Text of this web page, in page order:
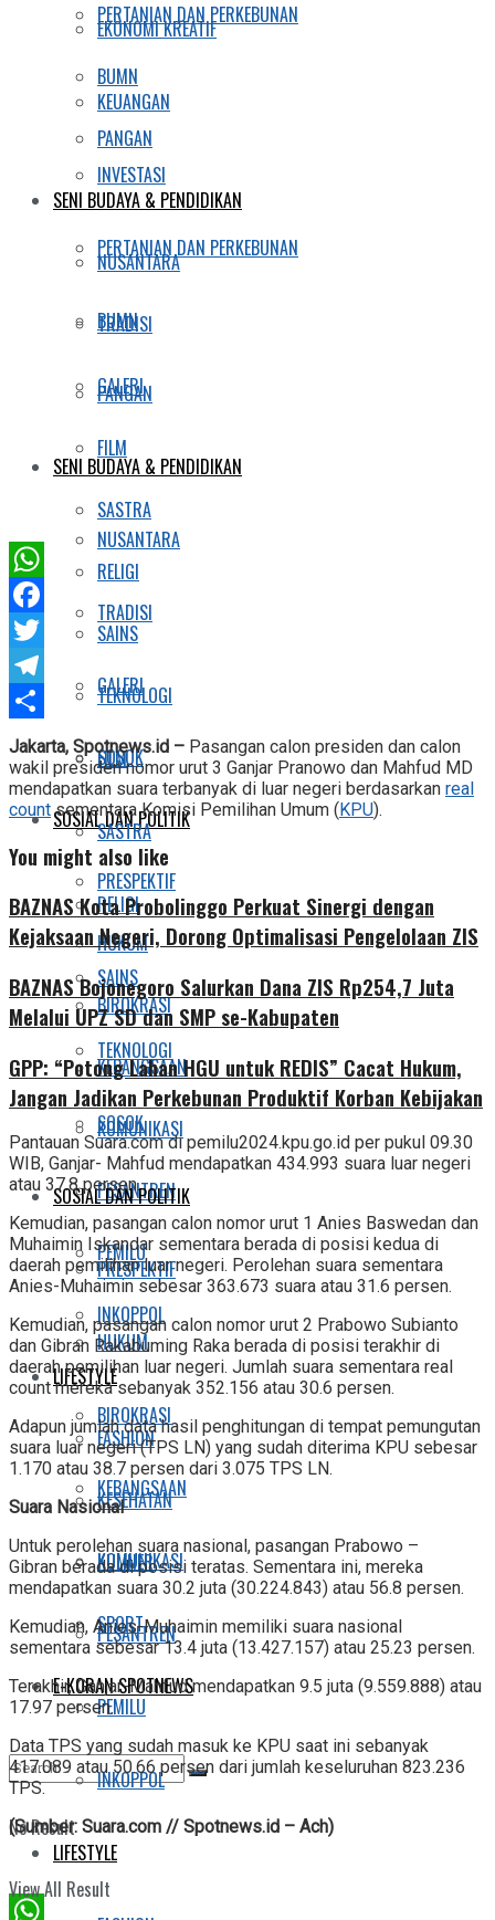
PERTANIAN DAN PERKEBUNAN
BUMN
PANGAN
SENI BUDAYA & PENDIDIKAN
NUSANTARA
TRADISI
GALERI
FILM
SASTRA
RELIGI
SAINS
TEKNOLOGI
SOSOK
SOSIAL DAN POLITIK
PRESPEKTIF
HUKUM
BIROKRASI
KEBANGSAAN
KOMUNIKASI
PESANTREN
PEMILU
INKOPPOL
LIFESTYLE
FASHION
KESEHATAN
KULINER
SPORT
E-KORAN SPOTNEWS
No Result
View All Result
EKONOMI KREATIF
KEUANGAN
INVESTASI
PERTANIAN DAN PERKEBUNAN
BUMN
PANGAN
SENI BUDAYA & PENDIDIKAN
NUSANTARA
TRADISI
GALERI
FILM
SASTRA
RELIGI
SAINS
TEKNOLOGI
SOSOK
SOSIAL DAN POLITIK
PRESPEKTIF
HUKUM
BIROKRASI
KEBANGSAAN
KOMUNIKASI
PESANTREN
PEMILU
INKOPPOL
LIFESTYLE
WhatsApp
Facebook
Twitter
Telegram
Share
Jakarta, Spotnews.id – Pasangan calon presiden dan calon
wakil presiden nomor urut 3 Ganjar Pranowo dan Mahfud MD
mendapatkan suara terbanyak di luar negeri berdasarkan real
countsementara Komisi Pemilihan Umum (KPU).
You might also like
BAZNAS Kota Probolinggo Perkuat Sinergi dengan
Kejaksaan Negeri, Dorong Optimalisasi Pengelolaan ZIS
BAZNAS Bojonegoro Salurkan Dana ZIS Rp254,7 Juta
Melalui UPZ SD dan SMP se-Kabupaten
GPP: “Potong Lahan HGU untuk REDIS” Cacat Hukum,
Jangan Jadikan Perkebunan Produktif Korban Kebijakan
Pantauan Suara.com di pemilu2024.kpu.go.id per pukul 09.30
WIB, Ganjar- Mahfud mendapatkan 434.993 suara luar negeri
atau 37.8 persen.
Kemudian, pasangan calon nomor urut 1 Anies Baswedan dan
Muhaimin Iskandar sementara berada di posisi kedua di
daerah pemilihan luar negeri. Perolehan suara sementara
Anies-Muhaimin sebesar 363.673 suara atau 31.6 persen.
Kemudian, pasangan calon nomor urut 2 Prabowo Subianto
dan Gibran Rakabuming Raka berada di posisi terakhir di
daerah pemilihan luar negeri. Jumlah suara sementara real
count mereka sebanyak 352.156 atau 30.6 persen.
Adapun jumlah data hasil penghitungan di tempat pemungutan
suara luar negeri (TPS LN) yang sudah diterima KPU sebesar
1.170 atau 38.7 persen dari 3.075 TPS LN.
Suara Nasional
Untuk perolehan suara nasional, pasangan Prabowo –
Gibran berada di posisi teratas. Sementara ini, mereka
mendapatkan suara 30.2 juta (30.224.843) atau 56.8 persen.
Kemudian, Anies-Muhaimin memiliki suara nasional
sementara sebesar 13.4 juta (13.427.157) atau 25.23 persen.
Terakhir, Ganjar-Mahfud mendapatkan 9.5 juta (9.559.888) atau
17.97 persen.
Data TPS yang sudah masuk ke KPU saat ini sebanyak
417.089 atau 50.66 persen dari jumlah keseluruhan 823.236
TPS.
(Sumber: Suara.com // Spotnews.id – Ach)